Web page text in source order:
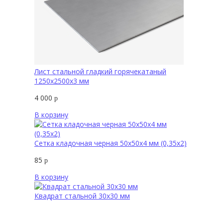
Лист стальной гладкий горячекатаный
1250х2500х3 мм
4 000 р
В корзину
Сетка кладочная черная 50х50х4 мм (0,35х2)
85 р
В корзину
Квадрат стальной 30х30 мм